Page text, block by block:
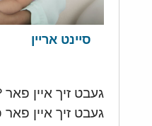
סיינט אריין
געבט זיך איין פאר SNAP
געבט זיך איין